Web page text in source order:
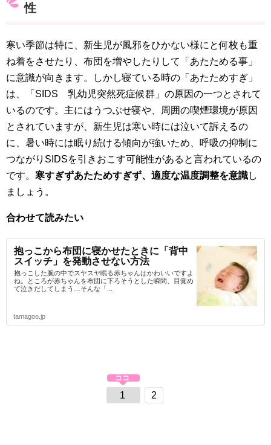
性
寒い季節は特に、新生児が風邪をひかない様にと何枚も重
ね着をさせたり、布団を増やしたりして「あたためる事」
に意識が向きます。しかし寝ている時の「あたためすぎ」
は、「SIDS 乳幼児突然死症候群」の原因の一つとされて
いるのです。主にはうつぶせ寝や、周囲の喫煙環境が原因
とされていますが、新生児は寒い時には泣いて訴えるの
に、暑い時には眠り続ける傾向が強いため、呼吸の抑制に
つながりSIDSを引きおこす可能性があると言われているの
です。 寒すぎずあたためすぎず、適度な温度調整を意識し
ましょう。
合わせて読みたい
抱っこから布団に寝かせたときに「背中
スイッチ」を発動させない方法
抱っこした腕の中でスヤスヤ眠る赤ちゃんはかわいいですよ
ね。ところが赤ちゃんを布団に下ろそうとした瞬間、目覚め
て泣きだしてしまう…そんな「...
tamagoo.jp
1 2